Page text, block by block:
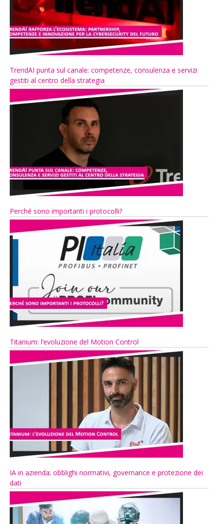
TrendAI punta sul canale: competenze, consulenza e servizi
gestiti al centro della strategia
Perché sono importanti i protocolli?
Titanium: l’evoluzione del Motion Control
IA in azienda: obblighi normativi, governance e protezione dei
dati